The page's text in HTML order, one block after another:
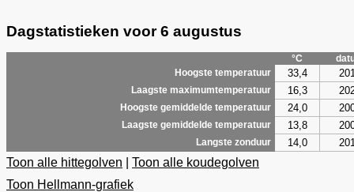
Dagstatistieken voor 6 augustus
°C
Hoogste temperatuur
33,4
Laagste maximumtemperatuur 16,3
Hoogste gemiddelde temperatuur 24,0
Laagste gemiddelde temperatuur 13,8
Langste zonduur 14,0
Toon alle hittegolven
Toon alle koudegolven
Toon Hellmann-grafiek